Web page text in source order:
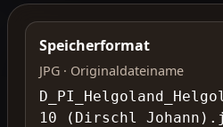
Speicherformat
JPG · Originaldateiname
10 (Dirschl